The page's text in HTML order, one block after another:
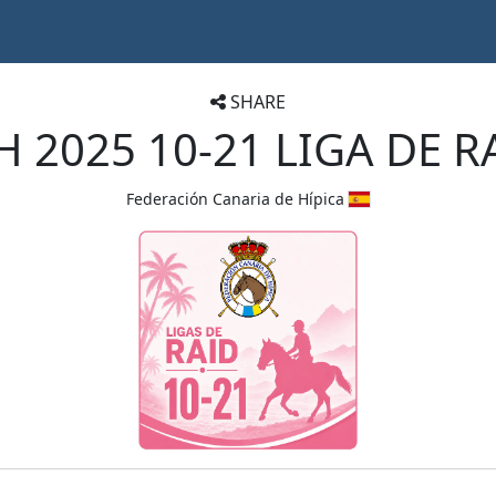
SHARE
2025 10-21 LIGA DE
Federación Canaria de Hípica